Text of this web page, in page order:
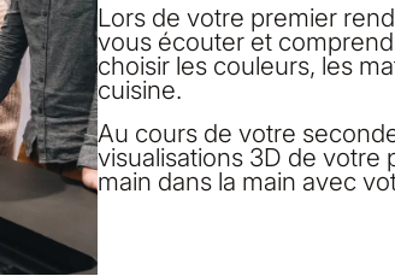
Lors de votre premier
vous écouter et
choisir les couleurs, les
cuisine.
Au cours de votre
visualisations 3D de votre
main dans la main avec